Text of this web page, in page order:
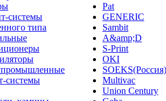
системы
типа
системы
Pat
GENERIC
Sambit
A&amp;D
S-Print
OKI
SOEKS(Россия)
Multivac
Union Century